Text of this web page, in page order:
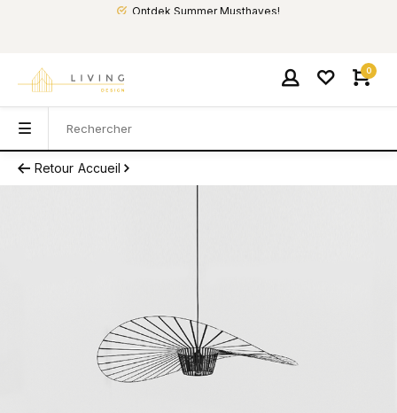
Ontdek Summer Musthaves!
0
Retour Accueil